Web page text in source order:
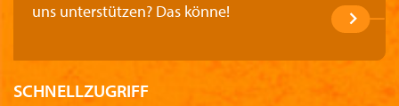
SCHNELLZUGRIFF
uns unterstützen? Das könne!